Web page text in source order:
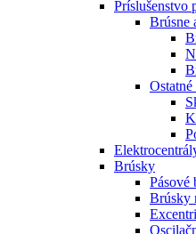
Príslušenstvo
Brúsne
Brúsky
Pásové
Brúsky